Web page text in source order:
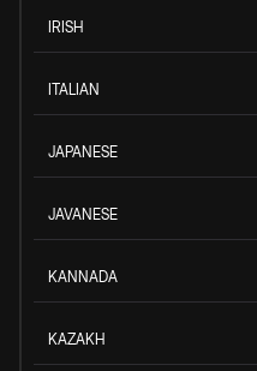
IRISH
ITALIAN
JAPANESE
JAVANESE
KANNADA
KAZAKH